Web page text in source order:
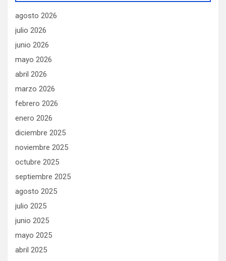
agosto 2026
julio 2026
junio 2026
mayo 2026
abril 2026
marzo 2026
febrero 2026
enero 2026
diciembre 2025
noviembre 2025
octubre 2025
septiembre 2025
agosto 2025
julio 2025
junio 2025
mayo 2025
abril 2025